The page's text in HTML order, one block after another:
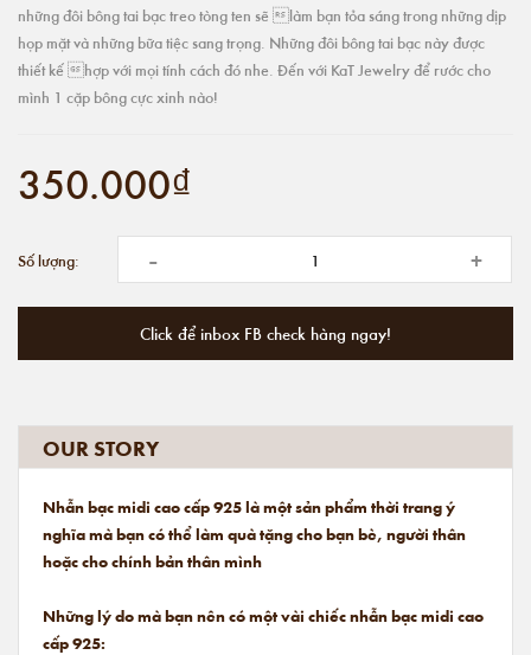
những đôi bông tai bạc treo tòng ten sẽ làm bạn tỏa sáng trong những dịp
họp mặt và những bữa tiệc sang trọng. Những đôi bông tai bạc này được
thiết kế hợp với mọi tính cách đó nhe. Đến với KaT Jewelry để rước cho
mình 1 cặp bông cực xinh nào!
350.000₫
Số lượng: - +
Click để inbox FB check hàng ngay!
OUR STORY
Nhẫn bạc midi cao cấp 925 là một sản phẩm thời trang ý
nghĩa mà bạn có thể làm quà tặng cho bạn bè, người thân
hoặc cho chính bản thân mình
Những lý do mà bạn nên có một vài chiếc nhẫn bạc midi cao
cấp 925: